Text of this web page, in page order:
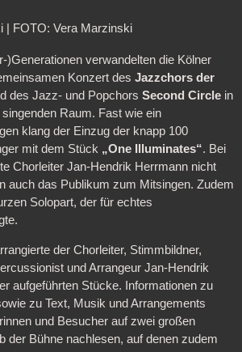
| FOTO: Vera Marzinski
)Generationen verwandelten die Kölner
Konzert des Jazzchors der
des Jazz- und Popchors Second Circlein
Raum. Fast wie ein
klang der Einzug der knapp 100
mit dem Stück „One Illuminates“. Bei
Chorleiter Jan-Hendrik Herrmann nicht
auch das Publikum zum Mitsingen. Zudem
Solopart, der für echtes
der Chorleiter, Stimmbildner,
und Arrangeur Jan-Hendrik
aufgeführten Stücke. Informationen zu
zu Text, Musik und Arrangements
und Besucher auf zwei großen
der Bühne nachlesen, auf denen zudem